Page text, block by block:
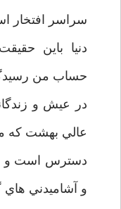
سراسر افتخار
دنيا باين
حساب من
در عيش و
عالي بهشت که
دسترس است و
و آشاميدني هاي